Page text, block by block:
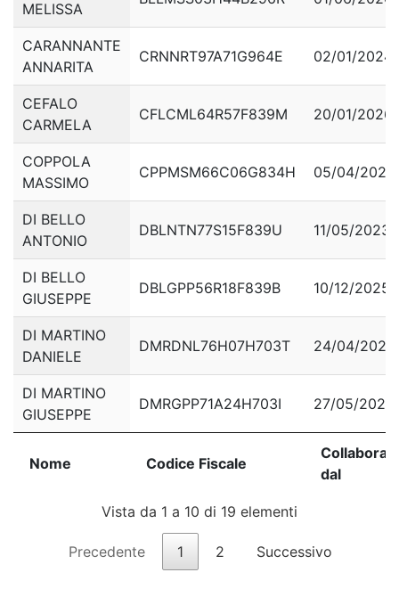
dal
MELISSA
CARANNANTE
ANNARITA
CRNNRT97A71G964E 02/01/2024
CEFALO
CARMELA
CFLCML64R57F839M 20/01/2026
COPPOLA
MASSIMO
CPPMSM66C06G834H 05/04/2024
DI BELLO
ANTONIO
DBLNTN77S15F839U 11/05/2023
DI BELLO
GIUSEPPE
DBLGPP56R18F839B 10/12/2025
DI MARTINO
DANIELE
DMRDNL76H07H703T 24/04/2025
DI MARTINO
GIUSEPPE
DMRGPP71A24H703I 27/05/2024
Nome Codice Fiscale
Collabora
dal
Vista da 1 a 10 di 19 elementi
Precedente 1 2 Successivo